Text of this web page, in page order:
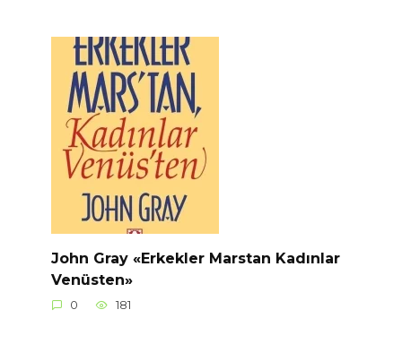
John Gray «Erkekler Marstan Kadınlar
Venüsten»
0 181